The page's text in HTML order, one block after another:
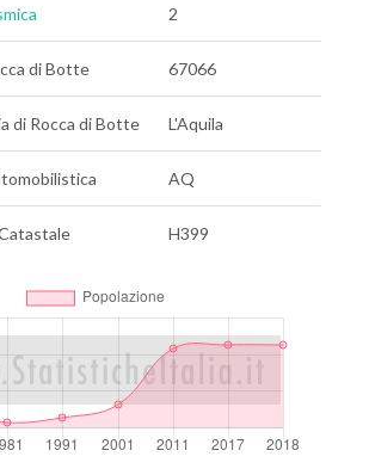
2
di Botte 67066
di Rocca di Botte L'Aquila
AQ
H399